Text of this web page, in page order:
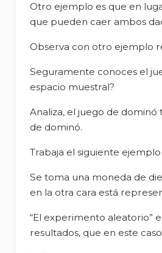
Otro ejemplo es que en
que pueden caer ambos
Observa con otro ejemplo
Seguramente conoces el
espacio muestral?
Analiza, el juego de
de dominó.
Trabaja el siguiente
Se toma una moneda de
en la otra cara está
“El experimento aleatorio”
resultados, que en este